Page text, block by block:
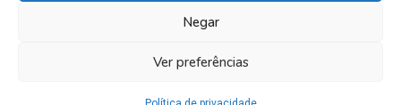
Negar
Ver preferências